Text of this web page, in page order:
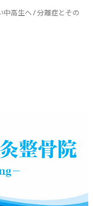
中高生へ / 分離症とその